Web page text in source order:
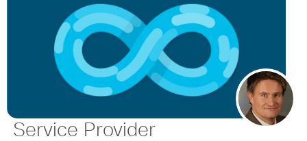
Service Provider